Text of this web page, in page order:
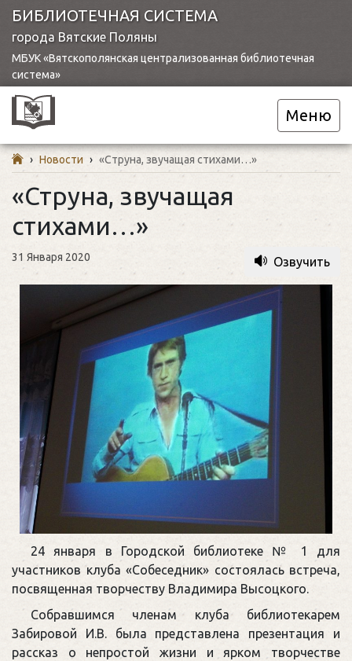
БИБЛИОТЕЧНАЯ СИСТЕМА
города Вятские Поляны
МБУК «Вятскополянская централизованная библиотечная
система»
Меню
› Новости › «Струна, звучащая стихами…»
«Струна, звучащая
стихами…»
31 Января 2020 Озвучить
24 января в Городской библиотеке № 1 для
участников клуба «Собеседник» состоялась встреча,
посвященная творчеству Владимира Высоцкого.
Собравшимся членам клуба библиотекарем
Забировой И.В. была представлена презентация и
рассказ о непростой жизни и ярком творчестве